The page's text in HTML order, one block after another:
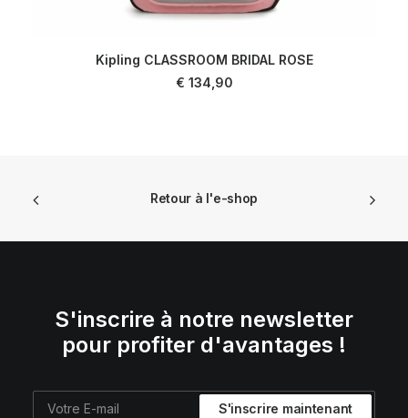
Kipling CLASSROOM BRIDAL ROSE
€ 134,90
Retour à l'e-shop
S'inscrire à notre newsletter
pour profiter d'avantages !